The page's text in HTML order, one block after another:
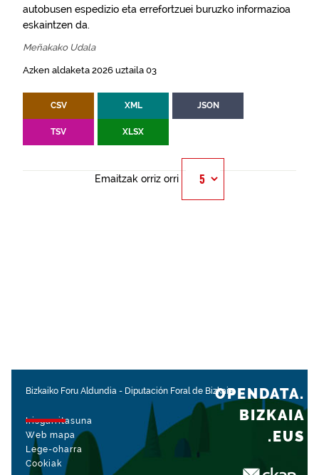
autobusen espedizio eta errefortzuei buruzko informazioa
eskaintzen da.
Meñakako Udala
Azken aldaketa 2026 uztaila 03
CSV XML JSON
TSV XLSX
Emaitzak orriz orri
Bizkaiko Foru Aldundia - Diputación Foral de Bizkaia
Irisgarritasuna
Web mapa
Lege-oharra
Cookiak
OPENDATA.
BIZKAIA
.EUS